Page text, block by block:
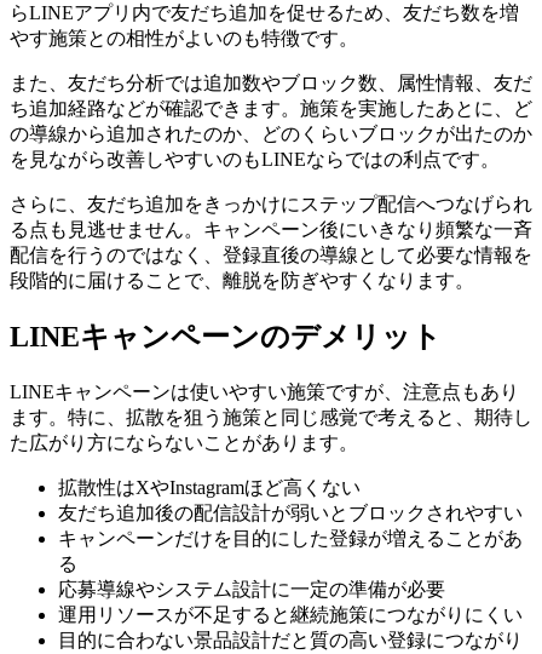
らLINEアプリ内で友だち追加を促せるため、友だち数を増
やす施策との相性がよいのも特徴です。
また、友だち分析では追加数やブロック数、属性情報、友だ
ち追加経路などが確認できます。施策を実施したあとに、ど
の導線から追加されたのか、どのくらいブロックが出たのか
を見ながら改善しやすいのもLINEならではの利点です。
さらに、友だち追加をきっかけにステップ配信へつなげられ
る点も見逃せません。キャンペーン後にいきなり頻繁な一斉
配信を行うのではなく、登録直後の導線として必要な情報を
段階的に届けることで、離脱を防ぎやすくなります。
LINEキャンペーンのデメリット
LINEキャンペーンは使いやすい施策ですが、注意点もあり
ます。特に、拡散を狙う施策と同じ感覚で考えると、期待し
た広がり方にならないことがあります。
拡散性はXやInstagramほど高くない
友だち追加後の配信設計が弱いとブロックされやすい
キャンペーンだけを目的にした登録が増えることがあ
る
応募導線やシステム設計に一定の準備が必要
運用リソースが不足すると継続施策につながりにくい
目的に合わない景品設計だと質の高い登録につながり